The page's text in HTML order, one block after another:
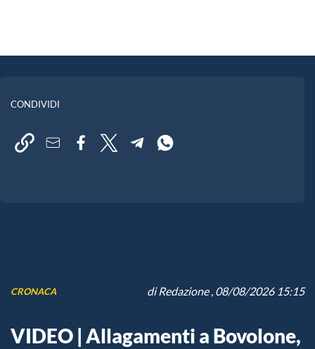
CONDIVIDI
CRONACA diRedazione, 08/08/2026 15:15
VIDEO | Allagamenti a Bovolone,